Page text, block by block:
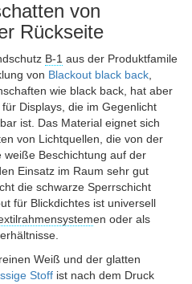
von
Rückseite
B-1 aus der Produktfamile
von Blackout black back
wie black back, hat aber
Displays, die im Gegenlicht
ist. Das Material eignet sich
von Lichtquellen, die von der
weiße Beschichtung auf der
Einsatz im Raum sehr gut
die schwarze Sperrschicht
für Blickdichtes ist universell
en oder als
Weiß und der glatten
Stoff ist nach dem Druck